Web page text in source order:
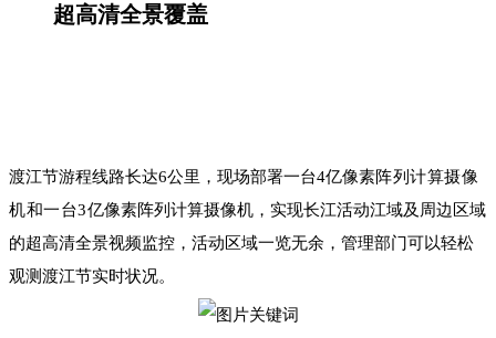
超高清全景覆盖
渡江节游程线路长达6公里，现场部署一台4亿像素阵列计算摄像
机和一台3亿像素阵列计算摄像机，实现长江活动江域及周边区域
的超高清全景视频监控，活动区域一览无余，管理部门可以轻松
观测渡江节实时状况。